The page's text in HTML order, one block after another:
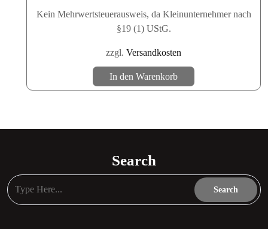
Kein Mehrwertsteuerausweis, da Kleinunternehmer nach
§19 (1) UStG.
zzgl. Versandkosten
In den Warenkorb
Search